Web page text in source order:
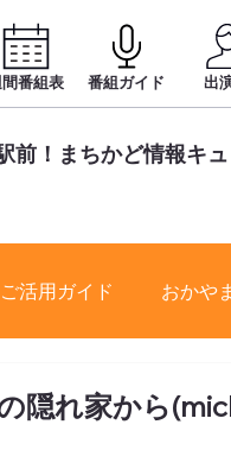
前！まちかど情報キ
番組表 番組ガイド 出
ご活用ガイド おかや
の隠れ家から